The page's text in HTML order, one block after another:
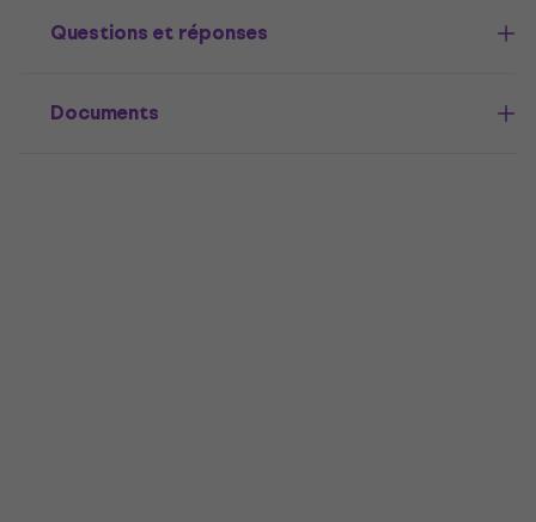
Questions et réponses
Documents